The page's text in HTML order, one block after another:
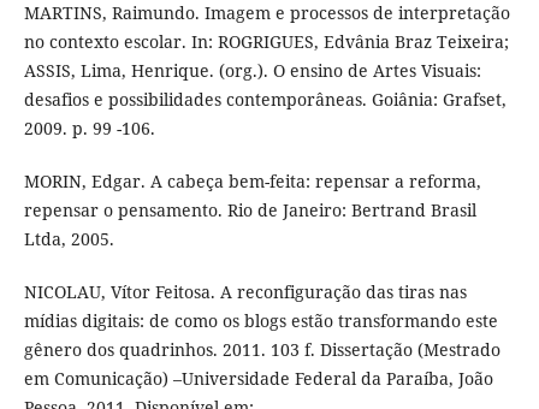
MARTINS, Raimundo. Imagem e processos de interpretação
no contexto escolar. In: ROGRIGUES, Edvânia Braz Teixeira;
ASSIS, Lima, Henrique. (org.). O ensino de Artes Visuais:
desafios e possibilidades contemporâneas. Goiânia: Grafset,
2009. p. 99 -106.
MORIN, Edgar. A cabeça bem-feita: repensar a reforma,
repensar o pensamento. Rio de Janeiro: Bertrand Brasil
Ltda, 2005.
NICOLAU, Vítor Feitosa. A reconfiguração das tiras nas
mídias digitais: de como os blogs estão transformando este
gênero dos quadrinhos. 2011. 103 f. Dissertação (Mestrado
em Comunicação) –Universidade Federal da Paraíba, João